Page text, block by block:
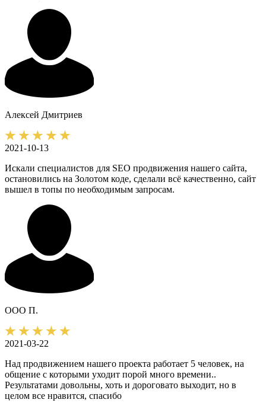
Алексей Дмитриев
2021-10-13
Искали специалистов для SEO продвижения нашего сайта,
остановились на Золотом коде, сделали всё качественно, сайт
вышел в топы по необходимым запросам.
ООО П.
2021-03-22
Над продвижением нашего проекта работает 5 человек, на
общение с которыми уходит порой много времени..
Результатами довольны, хоть и дороговато выходит, но в
целом все нравится, спасибо